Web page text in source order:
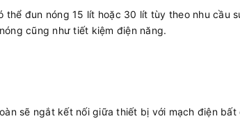
thể đun nóng 15 lít hoặc 30 lít tùy theo nhu cầu
cũng như tiết kiệm điện năng.
sẽ ngắt kết nối giữa thiết bị với mạch điện bất